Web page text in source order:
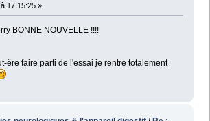
17:15:25 »
BONNE NOUVELLE !!!!
êre faire parti de l'essai je rentre totalement